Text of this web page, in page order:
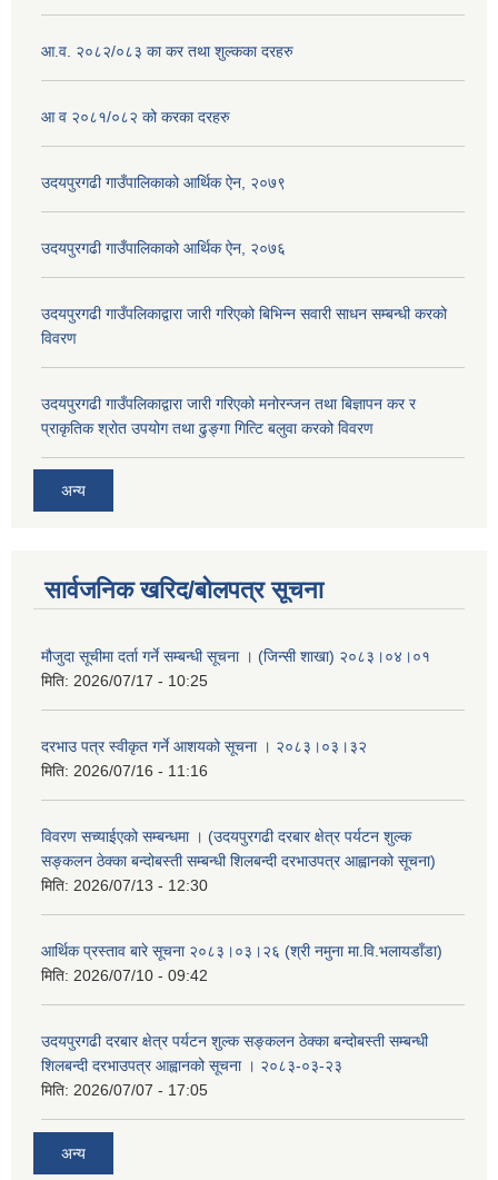
आ.व. २०८२/०८३ का कर तथा शुल्कका दरहरु
आ व २०८१/०८२ को करका दरहरु
उदयपुरगढी गाउँपालिकाको आर्थिक ऐन, २०७९
उदयपुरगढी गाउँपालिकाको आर्थिक ऐन, २०७६
उदयपुरगढी गाउँपलिकाद्वारा जारी गरिएको बिभिन्न सवारी साधन सम्बन्धी करको
विवरण
उदयपुरगढी गाउँपलिकाद्वारा जारी गरिएको मनोरन्जन तथा बिज्ञापन कर र
प्राकृतिक श्रोत उपयोग तथा ढुङ्गा गित्टि बलुवा करको विवरण
अन्य
सार्वजनिक खरिद/बोलपत्र सूचना
मौजुदा सूचीमा दर्ता गर्ने सम्बन्धी सूचना । (जिन्सी शाखा) २०८३।०४।०१
मिति: 2026/07/17 - 10:25
दरभाउ पत्र स्वीकृत गर्ने आशयको सूचना । २०८३।०३।३२
मिति: 2026/07/16 - 11:16
विवरण सच्याईएको सम्बन्धमा । (उदयपुरगढी दरबार क्षेत्र पर्यटन शुल्क
सङ्कलन ठेक्का बन्दोबस्ती सम्बन्धी शिलबन्दी दरभाउपत्र आह्वानको सूचना)
मिति: 2026/07/13 - 12:30
आर्थिक प्रस्ताव बारे सूचना २०८३।०३।२६ (श्री नमुना मा.वि.भलायडाँडा)
मिति: 2026/07/10 - 09:42
उदयपुरगढी दरबार क्षेत्र पर्यटन शुल्क सङ्कलन ठेक्का बन्दोबस्ती सम्बन्धी
शिलबन्दी दरभाउपत्र आह्वानको सूचना । २०८३-०३-२३
मिति: 2026/07/07 - 17:05
अन्य